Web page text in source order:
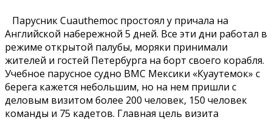
Парусник Cuauthemoc простоял у причала на
Английской набережной 5 дней. Все эти дни работал в
режиме открытой палубы, моряки принимали
жителей и гостей Петербурга на борт своего корабля.
Учебное парусное судно ВМС Мексики «Куаутемок» с
берега кажется небольшим, но на нем пришли с
деловым визитом более 200 человек, 150 человек
команды и 75 кадетов. Главная цель визита